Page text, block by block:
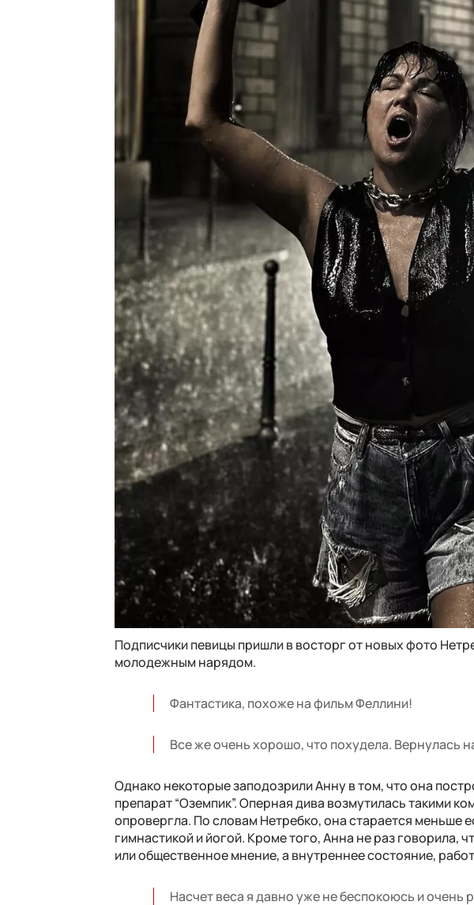
Подписчики певицы пришли в восторг от новых фото
молодежным нарядом.
Фантастика, похоже на фильм Феллини!
Все же очень хорошо, что похудела. Вернулась
Однако некоторые заподозрили Анну в том, что она
препарат “Оземпик”. Оперная дива возмутилась такими
опровергла. По словам Нетребко, она старается меньше
гимнастикой и йогой. Кроме того, Анна не раз говорила,
или общественное мнение, а внутреннее состояние,
Насчет веса я давно уже не беспокоюсь и очень